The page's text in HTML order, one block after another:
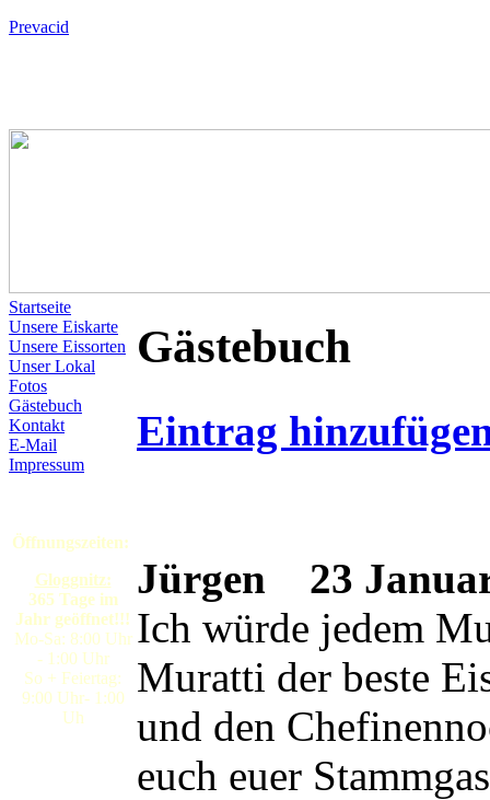
Prevacid
Startseite
Unsere Eiskarte
Unsere Eissorten
Unser Lokal
Fotos
Gästebuch
Kontakt
E-Mail
Impressum
Öffnungszeiten:
Gloggnitz:
365 Tage im
Jahr geöffnet!!!
Mo-Sa: 8:00 Uhr
- 1:00 Uhr
So + Feiertag:
9:00 Uhr- 1:00
Uh
Gästebuch
Eintrag
Jürgen
23
Ich würde jedem
Muratti der beste
und den
euch euer